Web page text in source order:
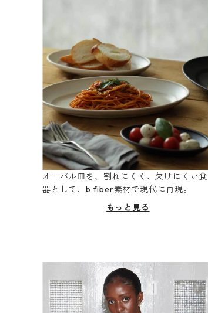
オーバル皿を、割れにくく、欠けにくい食
器として、b fiber素材で現代に再現。
もっと見る